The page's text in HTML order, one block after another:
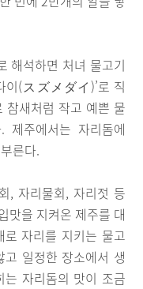
해석하면 처녀 물고기
이(スズメダイ)’로 직
참새처럼 작고 예쁜 물
제주에서는 자리돔에
른다.
, 자리물회, 자리젓 등
맛을 지켜온 제주를 대
자리를 지키는 물고
일정한 장소에서 생
자리돔의 맛이 조금